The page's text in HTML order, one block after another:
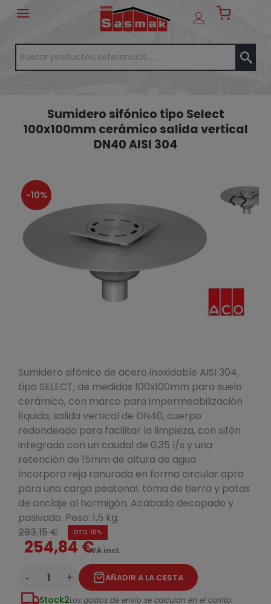
Sumidero sifónico tipo Select
100x100mm cerámico salida vertical
DN40 AISI 304
-10%
Sumidero sifónico de acero inoxidable AISI 304,
tipo SELECT, de medidas 100x100mm para suelo
cerámico, con marco para impermeabilización
líquida, salida vertical de DN40, cuerpo
redondeado para facilitar la limpieza, con sifón
integrado con un caudal de 0,35 l/s y una
retención de 15mm de altura de agua.
Incorpora reja ranurada en forma circular apta
para una carga peatonal, toma de tierra y patas
de anclaje al hormigón. Acabado decapado y
pasivado. Peso: 1,5 kg.
283,15 €
DTO. 10%
254,84 €IVA incl.
- + AÑADIR A LA CESTA
Stock2Los gastos de envío se calculan en el carrito.